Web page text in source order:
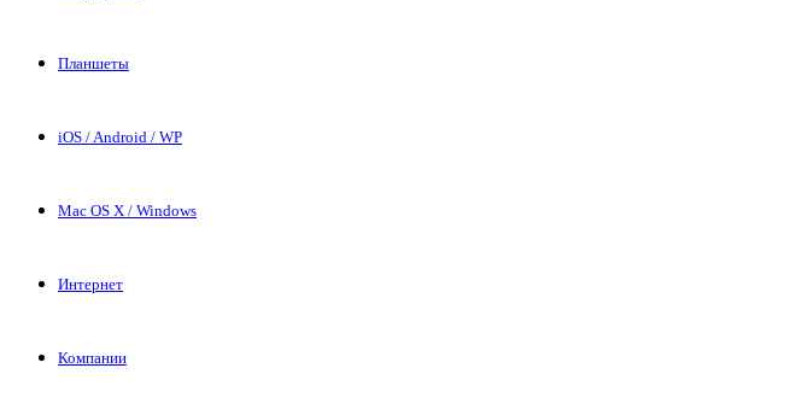
Планшеты
iOS / Android / WP
Mac OS X / Windows
Интернет
Компании